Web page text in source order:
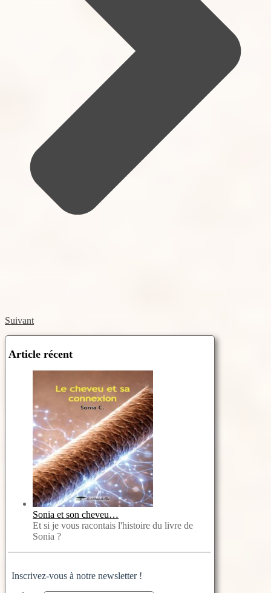
Suivant
Article récent
Sonia et son cheveu…
Et si je vous racontais l'histoire du livre de
Sonia ?
Inscrivez-vous à notre newsletter !